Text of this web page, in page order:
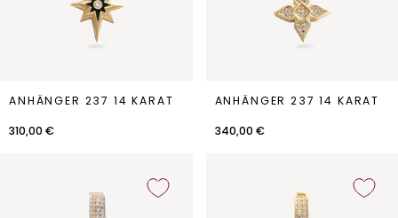
Anhänger
237
14
Karat
ANHÄNGER 237 14 KARAT
310,00 €
Anhänger
237
14
Karat
ANHÄNGER 237 14 KARAT
340,00 €